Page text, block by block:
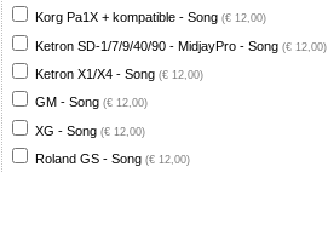
Korg Pa1X + kompatible - Song (€ 12,00)
Ketron SD-1/7/9/40/90 - MidjayPro - Song (€ 12,00)
Ketron X1/X4 - Song (€ 12,00)
GM - Song (€ 12,00)
XG - Song (€ 12,00)
Roland GS - Song (€ 12,00)